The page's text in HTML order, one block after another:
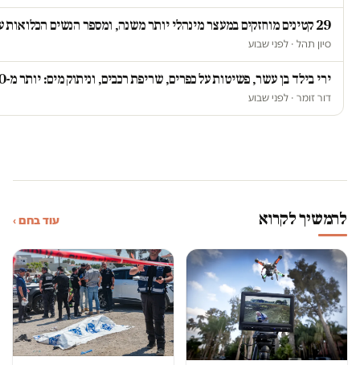
29 קטינים מוחזקים במעצר מינהלי יותר משנה, ומספר הנשים הכלואות על רקע ביטחוני זינק ב-67 אחוז
סיון תהל · לפני שבוע
ירי בילד בן עשר, פשיטות על כפרים, שריפת רכבים, וניתוק מים: יותר מ-20 תקיפות ביממה אחת בגדה
דור זומר · לפני שבוע
להמשיך לקרוא עוד בחם ›